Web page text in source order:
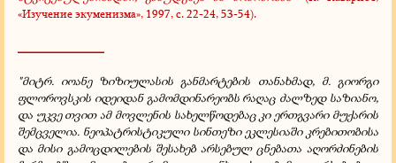
«Изучение экуменизма», 1997, с. 22-24, 53-54).
"მიტრ. იოანე ზიზიულასის განმარტების თანახმად, მ. გიორგი
ფლოროვსკის იდეიდან გამომდინარეობს რაღაც ძალზედ საზიანო,
და უკვე თვით ამ მოვლენის სახელწოდებაც კი ერთგვარი მუქარის
შემცველია. ნეოპატრისტიკული სინთეზი ეკლესიაში კრებითობისა
და მისი გამოცდილების შესახებ არსებულ ცნებათა აღორძინების